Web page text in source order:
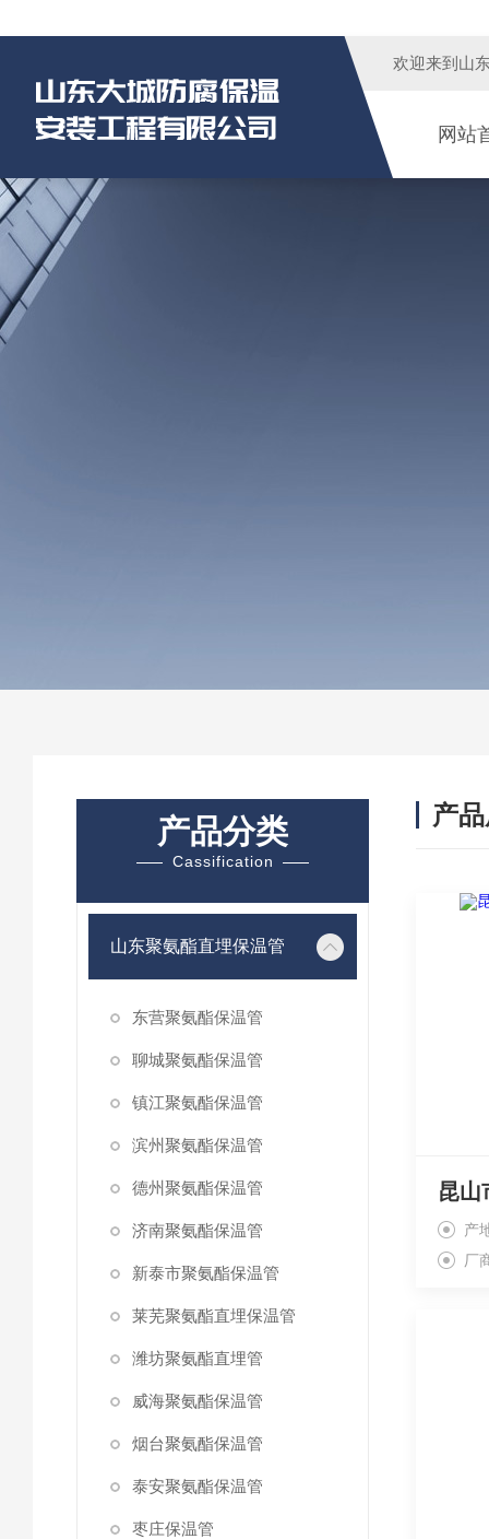
欢迎来到 山
网站
产品分类
Cassification
山东聚氨酯直埋保温管
东营聚氨酯保温管
聊城聚氨酯保温管
镇江聚氨酯保温管
滨州聚氨酯保温管
德州聚氨酯保温管
济南聚氨酯保温管
新泰市聚氨酯保温管
莱芜聚氨酯直埋保温管
潍坊聚氨酯直埋管
威海聚氨酯保温管
烟台聚氨酯保温管
泰安聚氨酯保温管
枣庄保温管
产
产
厂